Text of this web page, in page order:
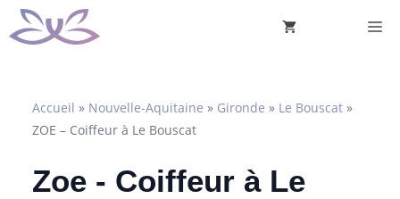
Aller
au
Accueil » Nouvelle-Aquitaine » Gironde » Le Bouscat »
ZOE – Coiffeur à Le Bouscat
Zoe - Coiffeur à Le